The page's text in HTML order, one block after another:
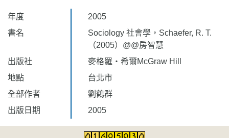
年度
2005
書名
Sociology 社會學，Schaefer, R. T.
（2005）@@房智慧
出版社
麥格羅‧希爾McGraw Hill
地點
台北市
全部作者
劉鶴群
出版日期
2005